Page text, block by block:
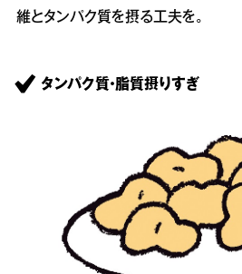
維とタンパク質を摂る工夫を。
タンパク質・脂質摂りすぎ